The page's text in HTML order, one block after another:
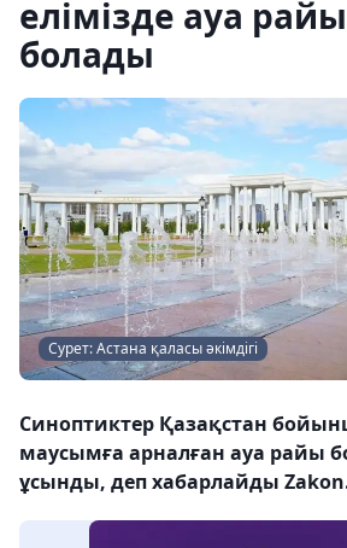
елімізде ауа
болады
Сурет: Астана қаласы әкімдігі
Синоптиктер Қазақстан
маусымға арналған ауа райы
ұсынды, деп хабарлайды